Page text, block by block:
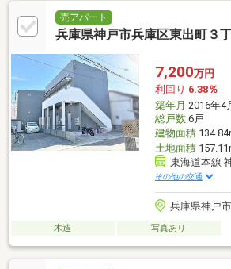
売アパート
兵庫県神戸市兵庫区東出町３
7,200万円
利回り 6.38％
築年月 2016年4
総戸数6戸
建物面積
土地面積
東海道本線
その他の交通
兵庫県神戸
木造 写真あり